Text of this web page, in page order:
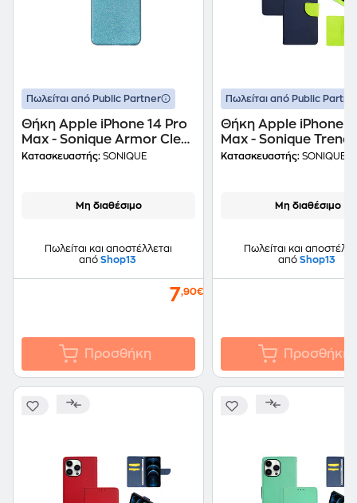
Πωλείται από Public Partner
Θήκη Apple iPhone 14 Pro
Max - Sonique Armor Clear
- Shiny Γαλάζιο
Κατασκευαστής: SONIQUE
Μη διαθέσιμο
Πωλείται και αποστέλλεται
από Shop13
7,90€
Προσθήκη
Πωλείται από Public
Θήκη Apple iPhone
Max - Sonique Trend
- Σκούρο Μπλε/
Κατασκευαστής: SONIQUE
Μη διαθέσιμο
Πωλείται και
από Shop13
Προσθήκη